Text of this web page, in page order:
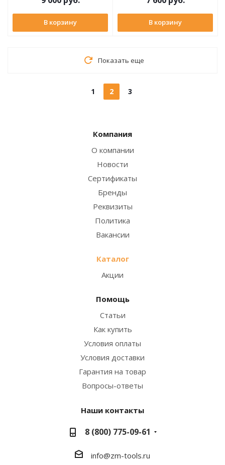
В корзину В корзину
Показать еще
1 2 3
Компания
О компании
Новости
Сертификаты
Бренды
Реквизиты
Политика
Вакансии
Каталог
Акции
Помощь
Статьи
Как купить
Условия оплаты
Условия доставки
Гарантия на товар
Вопросы-ответы
Наши контакты
8 (800) 775-09-61
info@zm-tools.ru